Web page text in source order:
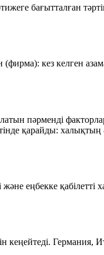
бағытталған
кез келген
пәрменді
қарайды:
еңбекке қабілетті
кеңейтеді. Германия,